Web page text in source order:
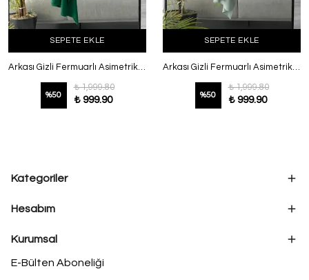
SEPETE EKLE
Arkası Gizli Fermuarlı Asimetrik Kesim Panço benotton
%50
₺ 1,999.80
₺ 999.90
SEPETE EKLE
Arkası Gizli Fermuarlı Asimetrik Kesim Panço Mint
%50
₺ 1,999.80
₺ 999.90
Kategoriler
Hesabım
Kurumsal
E-Bülten Aboneliği